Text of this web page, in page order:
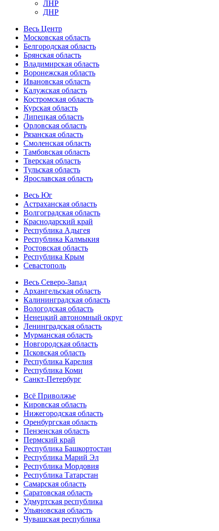
ЛНР
ДНР
Весь Центр
Московская область
Белгородская область
Брянская область
Владимирская область
Воронежская область
Ивановская область
Калужская область
Костромская область
Курская область
Липецкая область
Орловская область
Рязанская область
Смоленская область
Тамбовская область
Тверская область
Тульская область
Ярославская область
Весь Юг
Астраханская область
Волгоградская область
Краснодарский край
Республика Адыгея
Республика Калмыкия
Ростовская область
Республика Крым
Севастополь
Весь Северо-Запад
Архангельская область
Калининградская область
Вологодская область
Ненецкий автономный округ
Ленинградская область
Мурманская область
Новгородская область
Псковская область
Республика Карелия
Республика Коми
Санкт-Петербург
Всё Приволжье
Кировская область
Нижегородская область
Оренбургская область
Пензенская область
Пермский край
Республика Башкортостан
Республика Марий Эл
Республика Мордовия
Республика Татарстан
Самарская область
Саратовская область
Удмуртская республика
Ульяновская область
Чувашская республика